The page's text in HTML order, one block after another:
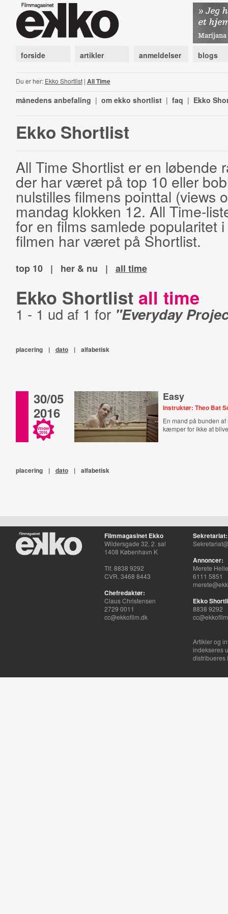
forside artikler anmeldelser blogs
Du er her: Ekko Shortlist| All Time
månedens anbefaling | om ekko shortlist | faq | Ekko
Ekko Shortlist
All Time Shortlist er en løbende
der har været på top 10 eller
nulstilles filmens pointtal (views
mandag klokken 12. All Time-
for en films samlede popularitet
filmen har været på Shortlist.
top 10 | her & nu | all time
Ekko Shortlist all time
1 - 1 ud af 1 for "Everyday
placering | dato | alfabetisk
30/05
2016
Vinder
2016
Easy
Instruktør: Theo Bat
En mand på bunden
kæmper for ikke at
placering | dato | alfabetisk
Filmmagasinet Ekko
Wildersgade 32, 2. sal
1408 København K
Tlf. 8838 9292
CVR. 3468 8443
Chefredaktør:
Claus Christensen
2729 0011
cc@ekkofilm.dk
Sekretariat:
Annoncer:
Merete
6111 5851
Ekko
8838 9292
Artikler og
indekseres
distribueres